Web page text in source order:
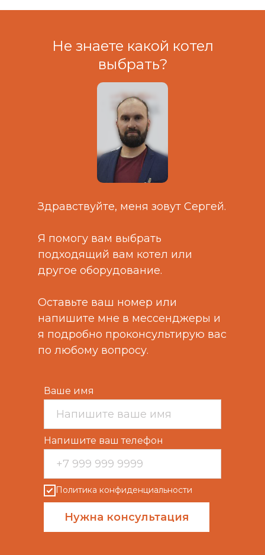
Не знаете какой котел
выбрать?
Здравствуйте, меня зовут Сергей.
Я помогу вам выбрать
подходящий вам котел или
другое оборудование.
Оставьте ваш номер или
напишите мне в мессенджеры и
я подробно проконсультирую вас
по любому вопросу.
Ваше имя
Напишите ваш телефон
Политика конфиденциальности
Нужна консультация
Нажмите кнопку чтобы выбрать
конфиденциальности
Рассчитать стоимость